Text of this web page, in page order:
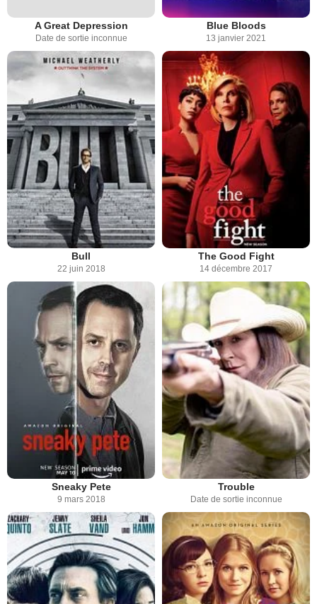
A Great Depression
Date de sortie inconnue
Blue Bloods
13 janvier 2021
Bull
22 juin 2018
The Good Fight
14 décembre 2017
Sneaky Pete
9 mars 2018
Trouble
Date de sortie inconnue